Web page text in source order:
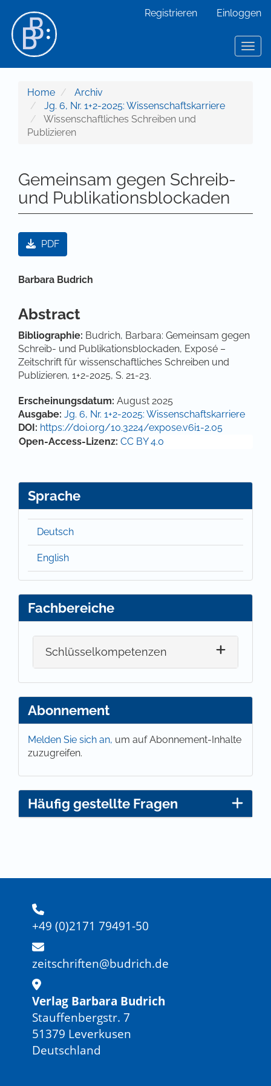
Hauptinhalt
Sidebar
Registrieren Einloggen
Home
Archiv
Jg. 6, Nr. 1+2-2025: Wissenschaftskarriere
Wissenschaftliches Schreiben und
Publizieren
Gemeinsam gegen Schreib-
und Publikationsblockaden
Artikel-Sidebar
PDF
Hauptsächlicher Artikelinhalt
Barbara Budrich
Abstract
Bibliographie: Budrich, Barbara: Gemeinsam gegen
Schreib- und Publikationsblockaden, Exposé –
Zeitschrift für wissenschaftliches Schreiben und
Publizieren, 1+2-2025, S. 21-23.
Artikel-Details
Erscheinungsdatum: August 2025
Ausgabe: Jg. 6, Nr. 1+2-2025: Wissenschaftskarriere
DOI: https://doi.org/10.3224/expose.v6i1-2.05
Open-Access-Lizenz: CC BY 4.0
Sprache
Deutsch
English
Fachbereiche
Schlüsselkompetenzen
Abonnement
Melden Sie sich an, um auf Abonnement-Inhalte
zuzugreifen.
Häufig gestellte Fragen
+49 (0)2171 79491-50
zeitschriften@budrich.de
Verlag Barbara Budrich
Stauffenbergstr. 7
51379 Leverkusen
Deutschland